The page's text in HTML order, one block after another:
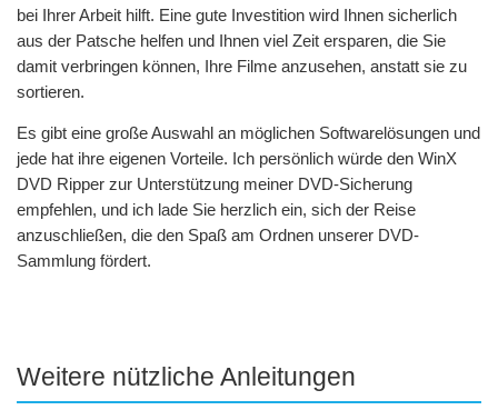
bei Ihrer Arbeit hilft. Eine gute Investition wird Ihnen sicherlich
aus der Patsche helfen und Ihnen viel Zeit ersparen, die Sie
damit verbringen können, Ihre Filme anzusehen, anstatt sie zu
sortieren.
Es gibt eine große Auswahl an möglichen Softwarelösungen und
jede hat ihre eigenen Vorteile. Ich persönlich würde den WinX
DVD Ripper zur Unterstützung meiner DVD-Sicherung
empfehlen, und ich lade Sie herzlich ein, sich der Reise
anzuschließen, die den Spaß am Ordnen unserer DVD-
Sammlung fördert.
Weitere nützliche Anleitungen